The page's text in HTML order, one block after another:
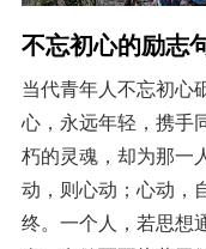
不忘初心的励志
当代青年人不忘初心
心，永远年轻，携手
朽的灵魂，却为那一
动，则心动；心动，
终。一个人，若思想